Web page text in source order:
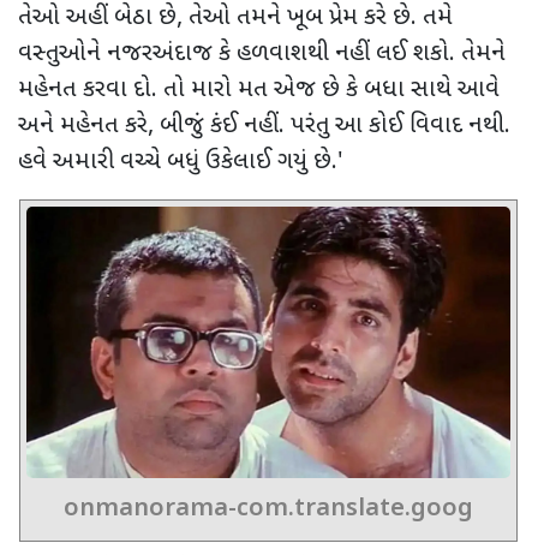
તેઓ અહીં બેઠા છે, તેઓ તમને ખૂબ પ્રેમ કરે છે. તમે
વસ્તુઓને નજરઅંદાજ કે હળવાશથી નહીં લઈ શકો. તેમને
મહેનત કરવા દો. તો મારો મત એજ છે કે બધા સાથે આવે
અને મહેનત કરે, બીજું કંઈ નહીં. પરંતુ આ કોઈ વિવાદ નથી.
હવે અમારી વચ્ચે બધું ઉકેલાઈ ગયું છે.'
onmanorama-com.translate.goog